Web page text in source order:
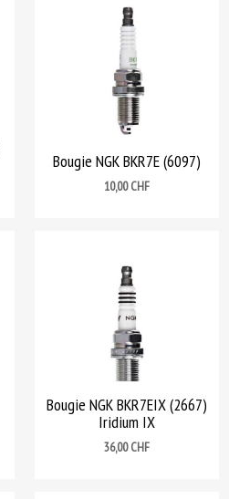
Bougie NGK BKR7E (6097)
Prix
10,00 CHF
Bougie NGK BKR7EIX (2667)
Iridium IX
Prix
36,00 CHF